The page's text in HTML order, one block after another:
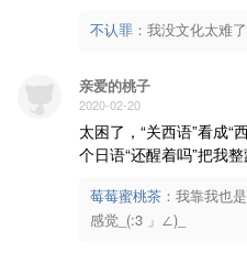
不认罪 ： 我没文化太难了
亲爱的桃子
2020-02-20
太困了，“关西语”看成“
个日语“还醒着吗”把我
莓莓蜜桃茶 ： 我靠我也
感觉_(:3 」∠)_